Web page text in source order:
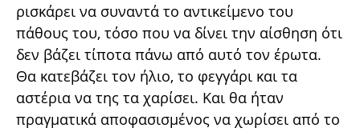
ρισκάρει να συναντά το αντικείμενο του
πάθους του, τόσο που να δίνει την αίσθηση ότι
δεν βάζει τίποτα πάνω από αυτό τον έρωτα.
Θα κατεβάζει τον ήλιο, το φεγγάρι και τα
αστέρια να της τα χαρίσει. Και θα ήταν
πραγματικά αποφασισμένος να χωρίσει από το